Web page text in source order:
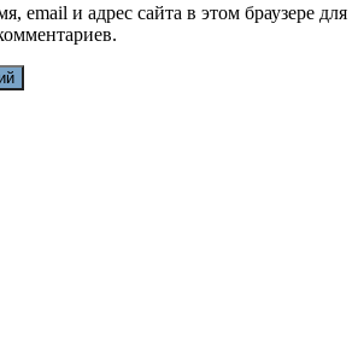
email и адрес сайта в этом браузере для